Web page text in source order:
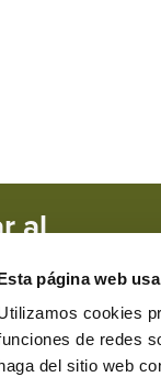
página web
cookies
de redes
del sitio web
al